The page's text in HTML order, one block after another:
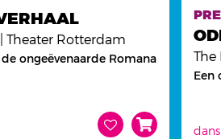
Theater Rotterdam
ongeëvenaarde Romana
The
Een
dans